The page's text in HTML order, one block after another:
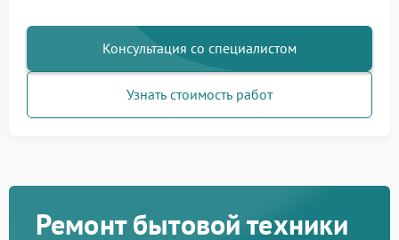
Консультация со специалистом
Узнать стоимость работ
Ремонт бытовой техники